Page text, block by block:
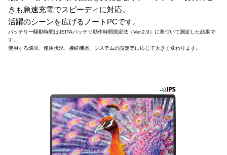
きも急速充電でスピーディに対応。
活躍のシーンを広げるノートPCです。
バッテリー駆動時間はJEITAバッテリ動作時間測定法（Ver.2.0）に基づいて測定した結果で
す。
使用する環境、使用状況、接続機器、システムの設定等に応じて大きく変わります。